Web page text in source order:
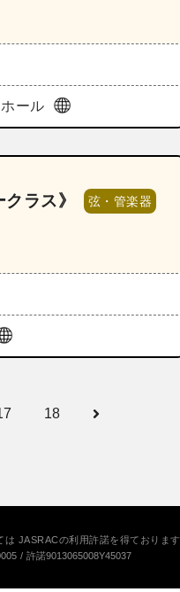
ール
ラス》 弦・管楽器
18
は JASRACの利用許諾を得ております
許諾9013065008Y45037